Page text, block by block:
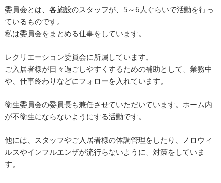
委員会とは、各施設のスタッフが、5～6人ぐらいで活動を行っ
ているものです。
私は委員会をまとめる仕事をしています。
レクリエーション委員会に所属しています。
ご入居者様が日々過ごしやすくするための補助として、業務中
や、仕事終わりなどにフォローを入れています。
衛生委員会の委員長も兼任させていただいています。ホーム内
が不衛生にならないようにする活動です。
他には、スタッフやご入居者様の体調管理をしたり、ノロウィ
ルスやインフルエンザが流行らないように、対策をしていま
す。